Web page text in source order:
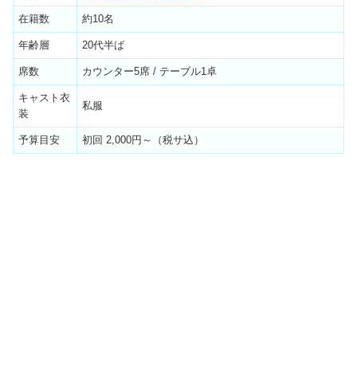
在籍数 約10名
年齢層 20代半ば
席数 カウンター5席 / テーブル1卓
キャスト衣
装
私服
予算目安 初回 2,000円～（税サ込）